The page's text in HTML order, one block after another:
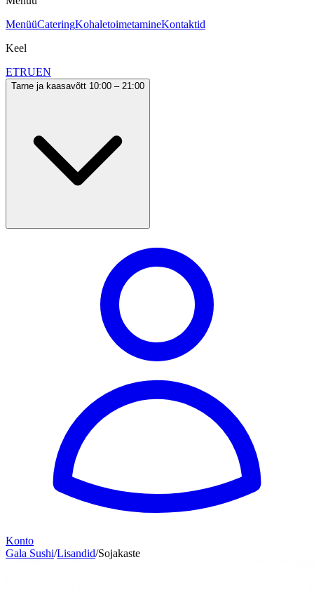
MenüüCateringKohaletoimetamineKontaktid
Keel
ETRUEN
Tarne ja kaasavõtt 10:00 – 21:00
Konto
Gala Sushi/Lisandid/Sojakaste